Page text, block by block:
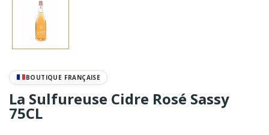
BOUTIQUE FRANÇAISE
La Sulfureuse Cidre Rosé Sassy
75CL